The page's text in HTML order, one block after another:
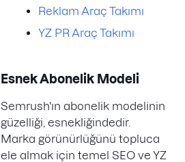
Reklam Araç Takımı
YZ PR Araç Takımı
Esnek Abonelik Modeli
Semrush'ın abonelik modelinin
güzelliği, esnekliğindedir.
Marka görünürlüğünü topluca
ele almak için temel SEO ve YZ